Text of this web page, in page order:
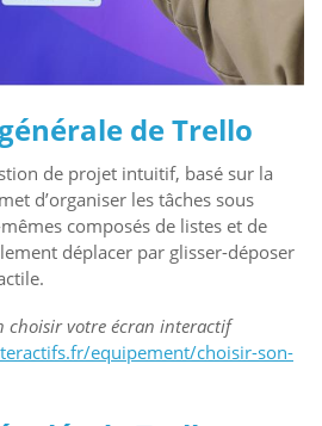
de Trello
de projet intuitif, basé sur la
d’organiser les tâches sous
composés de listes et de
déplacer par glisser-déposer
choisir votre écran interactif
equipement/choisir-son-